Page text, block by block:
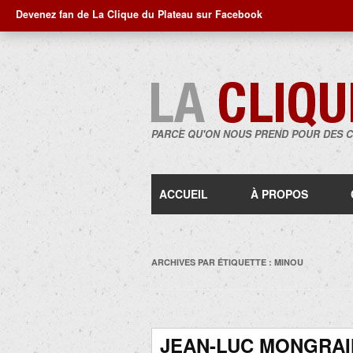
Devenez fan de La Clique du Plateau sur Facebook
PARCE QU'ON NOUS PREND POUR DES
ACCUEIL À PROPOS
ARCHIVES PAR ÉTIQUETTE : MINOU
JEAN-LUC